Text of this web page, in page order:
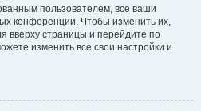
пользователем, все ваши
конференции. Чтобы изменить их,
вверху страницы и перейдите по
изменить все свои настройки и